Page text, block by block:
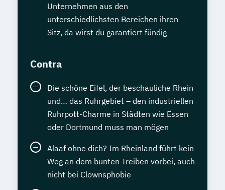
Unternehmen aus den
unterschiedlichsten Bereichen ihren
Sitz, da wirst du garantiert fündig
Contra
Die schöne Eifel, der beschauliche Rhein
und… das Ruhrgebiet – den industriellen
Ruhrpott-Charme in Städten wie Essen
oder Dortmund muss man mögen
Alaaf ohne dich? Im Rheinland führt kein
Weg an dem bunten Treiben vorbei, auch
nicht bei Clownsphobie